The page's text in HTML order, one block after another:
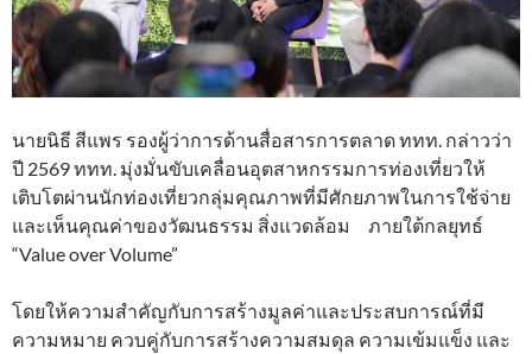
นายนิธี สีแพร รองผู้ว่าการด้านสื่อสารการตลาด ททท. กล่าวว่า
ปี 2569 ททท. มุ่งมั่นขับเคลื่อนอุตสาหกรรมการท่องเที่ยวให้
เติบโตผ่านนักท่องเที่ยวกลุ่มคุณภาพที่มีศักยภาพในการใช้จ่าย
และเห็นคุณค่าของวัฒนธรรม สิ่งแวดล้อม ภายใต้กลยุทธ์
“Value over Volume”
โดยให้ความสำคัญกับการสร้างมูลค่าและประสบการณ์ที่มี
ความหมาย ควบคู่กับการสร้างความสมดุล ความเข้มแข็ง และ